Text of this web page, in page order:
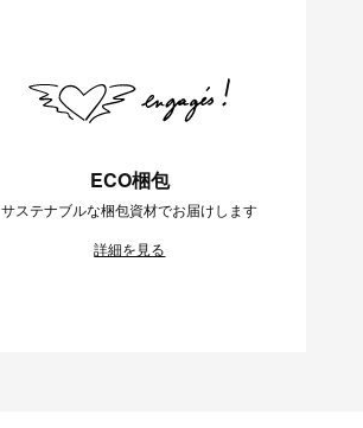
ECO梱包
サステナブルな梱包資材でお届けします
詳細を見る